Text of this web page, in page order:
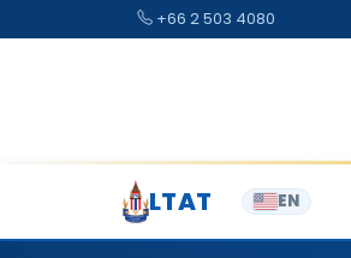
+66 2 503 4080
LTAT EN